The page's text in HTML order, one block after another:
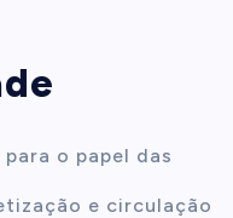
o papel das
e circulação